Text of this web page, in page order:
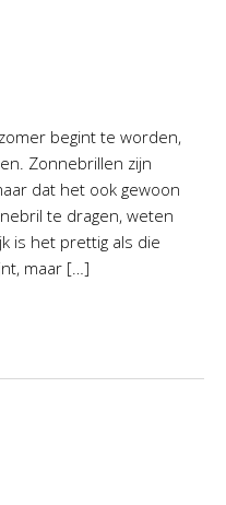
begint te worden,
Zonnebrillen zijn
dat het ook gewoon
te dragen, weten
is het prettig als die
maar […]